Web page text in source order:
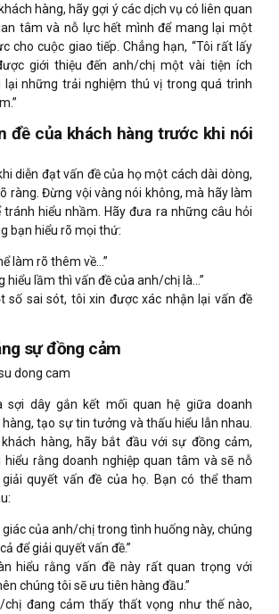
hàng, hãy gợi ý các dịch vụ có liên quan
tâm và nỗ lực hết mình để mang lại một
cho cuộc giao tiếp. Chẳng hạn, “Tôi rất lấy
giới thiệu đến anh/chị một vài tiện ích
lại những trải nghiệm thú vị trong quá trình
đề của khách hàng trước khi nói
diễn đạt vấn đề của họ một cách dài dòng,
ràng. Đừng vội vàng nói không, mà hãy làm
tránh hiểu nhầm. Hãy đưa ra những câu hỏi
bạn hiểu rõ mọi thứ:
làm rõ thêm về…”
hiểu lầm thì vấn đề của anh/chị là…”
số sai sót, tôi xin được xác nhận lại vấn đề
sự đồng cảm
sợi dây gắn kết mối quan hệ giữa doanh
tạo sự tin tưởng và thấu hiểu lẫn nhau.
hàng, hãy bắt đầu với sự đồng cảm,
hiểu rằng doanh nghiệp quan tâm và sẽ nỗ
quyết vấn đề của họ. Bạn có thể tham
giác của anh/chị trong tình huống này, chúng
để giải quyết vấn đề.”
hiểu rằng vấn đề này rất quan trọng với
chúng tôi sẽ ưu tiên hàng đầu.”
chị đang cảm thấy thất vọng như thế nào,